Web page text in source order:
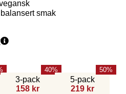
smak
3-pack
158 kr
40
5-pack
219 kr
50